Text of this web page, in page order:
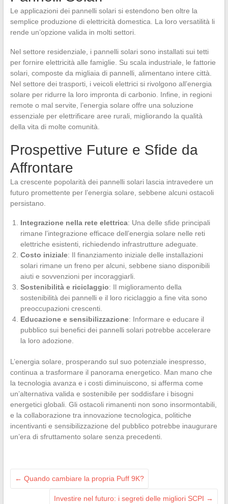
Le applicazioni dei pannelli solari si estendono ben oltre la
semplice produzione di elettricità domestica. La loro versatilità li
rende un’opzione valida in molti settori.
Nel settore residenziale, i pannelli solari sono installati sui tetti
per fornire elettricità alle famiglie. Su scala industriale, le fattorie
solari, composte da migliaia di pannelli, alimentano intere città.
Nel settore dei trasporti, i veicoli elettrici si rivolgono all’energia
solare per ridurre la loro impronta di carbonio. Infine, in regioni
remote o mal servite, l’energia solare offre una soluzione
essenziale per elettrificare aree rurali, migliorando la qualità
della vita di molte comunità.
Prospettive Future e Sfide da
Affrontare
La crescente popolarità dei pannelli solari lascia intravedere un
futuro promettente per l’energia solare, sebbene alcuni ostacoli
persistano.
Integrazione nella rete elettrica: Una delle sfide principali
rimane l’integrazione efficace dell’energia solare nelle reti
elettriche esistenti, richiedendo infrastrutture adeguate.
Costo iniziale: Il finanziamento iniziale delle installazioni
solari rimane un freno per alcuni, sebbene siano disponibili
aiuti e sovvenzioni per incoraggiarli.
Sostenibilità e riciclaggio: Il miglioramento della
sostenibilità dei pannelli e il loro riciclaggio a fine vita sono
preoccupazioni crescenti.
Educazione e sensibilizzazione: Informare e educare il
pubblico sui benefici dei pannelli solari potrebbe accelerare
la loro adozione.
L’energia solare, prosperando sul suo potenziale inespresso,
continua a trasformare il panorama energetico. Man mano che
la tecnologia avanza e i costi diminuiscono, si afferma come
un’alternativa valida e sostenibile per soddisfare i bisogni
energetici globali. Gli ostacoli rimanenti non sono insormontabili,
e la collaborazione tra innovazione tecnologica, politiche
incentivanti e sensibilizzazione del pubblico potrebbe inaugurare
un’era di sfruttamento solare senza precedenti.
← Quando cambiare la propria Puff 9K?
Investire nel futuro: i segreti delle migliori SCPI →